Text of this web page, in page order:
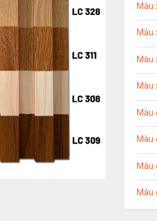
Màu
Màu
Màu
Màu
Màu
Màu
Màu
Màu